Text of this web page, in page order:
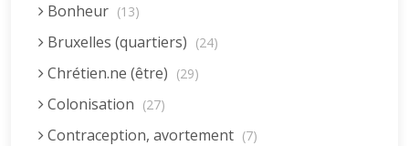
Bonheur (13)
Bruxelles (quartiers) (24)
Chrétien.ne (être) (29)
Colonisation (27)
Contraception, avortement (7)